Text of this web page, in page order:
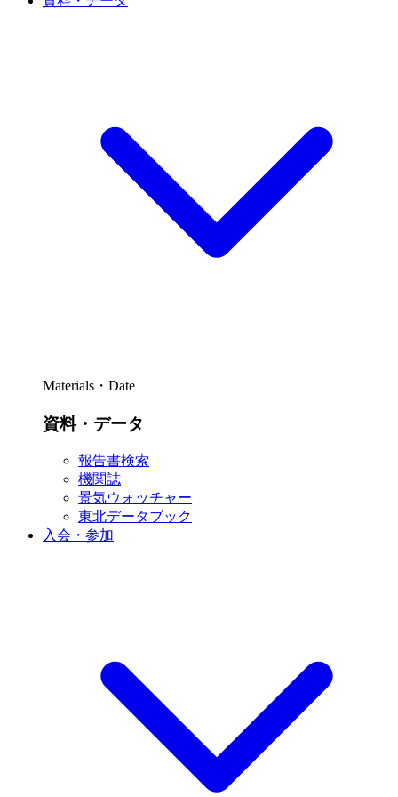
Materials・Date
資料・データ
報告書検索
機関誌
景気ウォッチャー
東北データブック
入会・参加